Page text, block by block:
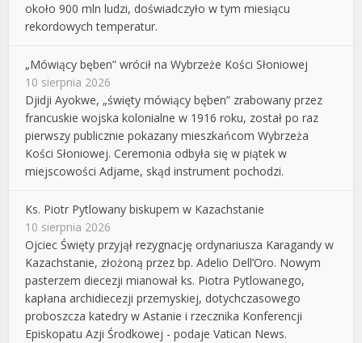
około 900 mln ludzi, doświadczyło w tym miesiącu
rekordowych temperatur.
„Mówiący bęben” wrócił na Wybrzeże Kości Słoniowej
10 sierpnia 2026
Djidji Ayokwe, „święty mówiący bęben” zrabowany przez
francuskie wojska kolonialne w 1916 roku, został po raz
pierwszy publicznie pokazany mieszkańcom Wybrzeża
Kości Słoniowej. Ceremonia odbyła się w piątek w
miejscowości Adjame, skąd instrument pochodzi.
Ks. Piotr Pytlowany biskupem w Kazachstanie
10 sierpnia 2026
Ojciec Święty przyjął rezygnację ordynariusza Karagandy w
Kazachstanie, złożoną przez bp. Adelio Dell’Oro. Nowym
pasterzem diecezji mianował ks. Piotra Pytlowanego,
kapłana archidiecezji przemyskiej, dotychczasowego
proboszcza katedry w Astanie i rzecznika Konferencji
Episkopatu Azji Środkowej - podaje Vatican News.